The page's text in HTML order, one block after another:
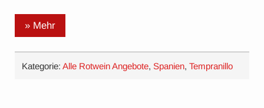
» Mehr
Kategorie:Alle Rotwein Angebote,Spanien,Tempranillo